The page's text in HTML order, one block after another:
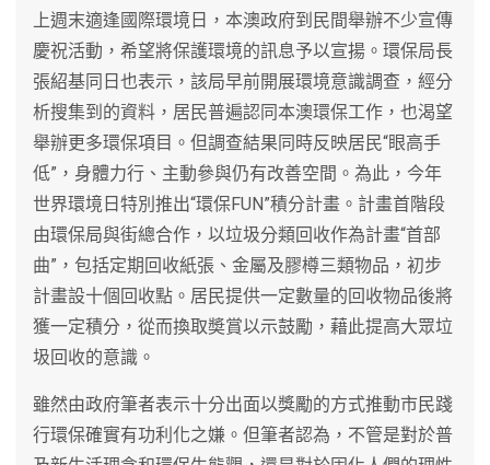
上週末適逢國際環境日，本澳政府到民間舉辦不少宣傳
慶祝活動，希望將保護環境的訊息予以宣揚。環保局長
張紹基同日也表示，該局早前開展環境意識調查，經分
析搜集到的資料，居民普遍認同本澳環保工作，也渴望
舉辦更多環保項目。但調查結果同時反映居民“眼高手
低”，身體力行、主動參與仍有改善空間。為此，今年
世界環境日特別推出“環保FUN”積分計畫。計畫首階段
由環保局與街總合作，以垃圾分類回收作為計畫“首部
曲”，包括定期回收紙張、金屬及膠樽三類物品，初步
計畫設十個回收點。居民提供一定數量的回收物品後將
獲一定積分，從而換取奬賞以示鼓勵，藉此提高大眾垃
圾回收的意識。
雖然由政府筆者表示十分出面以獎勵的方式推動市民踐
行環保確實有功利化之嫌。但筆者認為，不管是對於普